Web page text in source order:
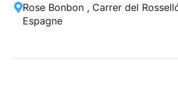
Rose Bonbon , Carrer del
Espagne